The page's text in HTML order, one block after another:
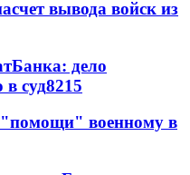
вывода войск из
дело
суд8215
военному в